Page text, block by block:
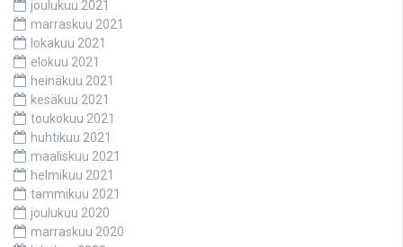
joulukuu 2021
marraskuu 2021
lokakuu 2021
elokuu 2021
heinäkuu 2021
kesäkuu 2021
toukokuu 2021
huhtikuu 2021
maaliskuu 2021
helmikuu 2021
tammikuu 2021
joulukuu 2020
marraskuu 2020